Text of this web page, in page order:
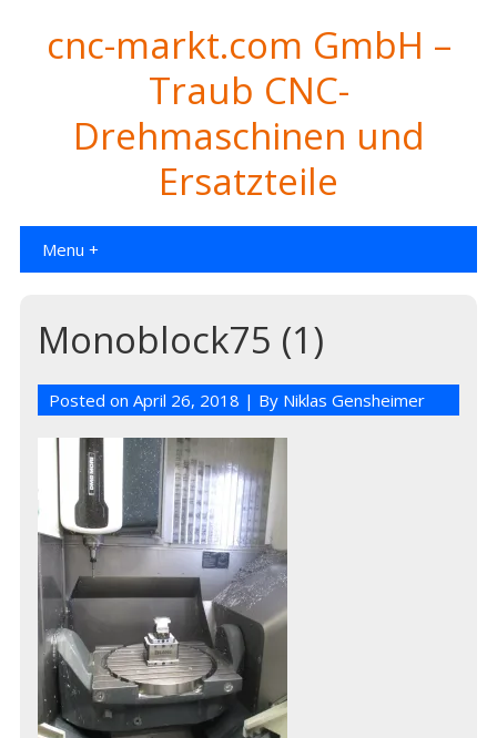
cnc-markt.com GmbH –
Traub CNC-
Drehmaschinen und
Ersatzteile
Menu +
Monoblock75 (1)
Posted onApril 26, 2018 | By Niklas Gensheimer